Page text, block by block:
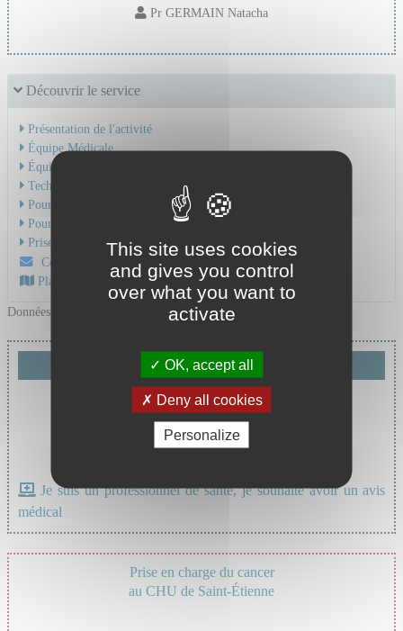
Pr GERMAIN Natacha
Découvrir le service
Présentation de l'activité
Équipe Médicale
Équipe Soignante
Technique et soins
Pour une hospitalisation
Pour une consultation
Prise en charge du cancer
Contactez-nous par mail
Plan d'accès au CHU
Données mises à jour le 03/12/2025
Demande de téléexpertise
Je suis un professionnel de santé, je souhaite avoir un avis
médical
Prise en charge du cancer
au CHU de Saint-Étienne
This site uses cookies
and gives you control
over what you want to
activate
OK, accept all
Deny all cookies
Personalize